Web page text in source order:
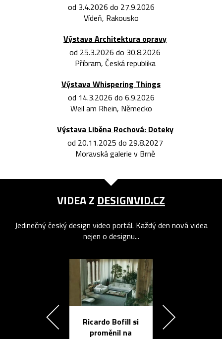
od 3.4.2026 do 27.9.2026
Vídeň, Rakousko
Výstava Architektura opravy
od 25.3.2026 do 30.8.2026
Příbram, Česká republika
Výstava Whispering Things
od 14.3.2026 do 6.9.2026
Weil am Rhein, Německo
Výstava Liběna Rochová: Doteky
od 20.11.2025 do 29.8.2027
Moravská galerie v Brně
VIDEA Z DESIGNVID.CZ
Jedinečný český design video portál. Každý den nová videa
nejen o designu...
Ricardo Bofill si
proměnil na